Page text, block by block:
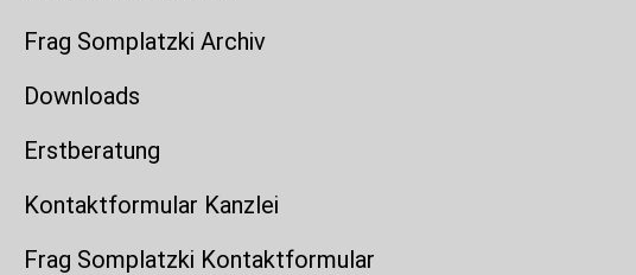
Frag Somplatzki Archiv
Downloads
Erstberatung
Kontaktformular Kanzlei
Frag Somplatzki Kontaktformular